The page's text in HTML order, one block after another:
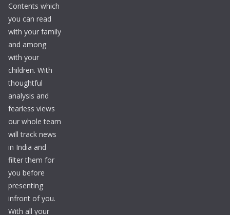
Contents which
you can read
with your family
and among
with your
children. With
thoughtful
analysis and
fearless views
our whole team
will track news
in India and
filter them for
you before
presenting
infront of you.
With all your